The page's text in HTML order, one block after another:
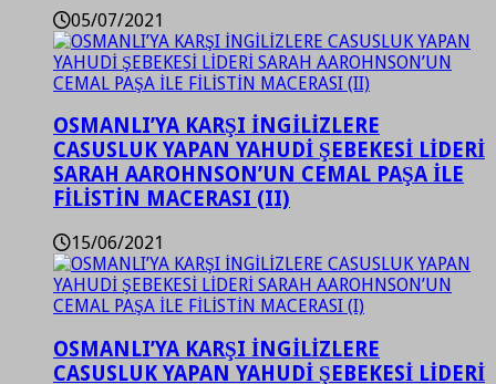
05/07/2021
OSMANLI’YA KARŞI İNGİLİZLERE
CASUSLUK YAPAN YAHUDİ ŞEBEKESİ LİDERİ
SARAH AAROHNSON’UN CEMAL PAŞA İLE
FİLİSTİN MACERASI (II)
15/06/2021
OSMANLI’YA KARŞI İNGİLİZLERE
CASUSLUK YAPAN YAHUDİ ŞEBEKESİ LİDERİ